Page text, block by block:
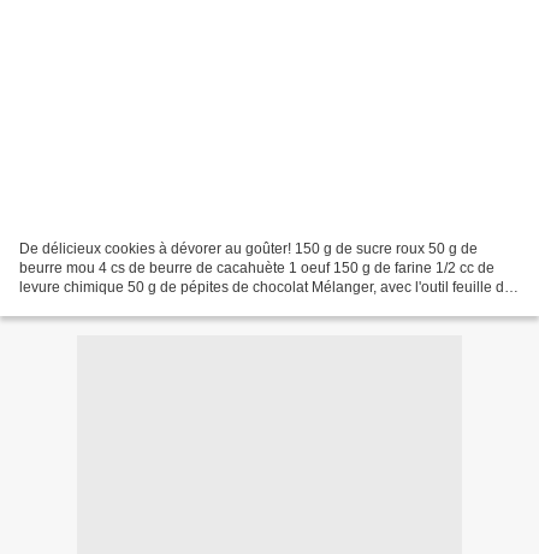
De délicieux cookies à dévorer au goûter! 150 g de sucre roux 50 g de
beurre mou 4 cs de beurre de cacahuète 1 oeuf 150 g de farine 1/2 cc de
levure chimique 50 g de pépites de chocolat Mélanger, avec l'outil feuille du